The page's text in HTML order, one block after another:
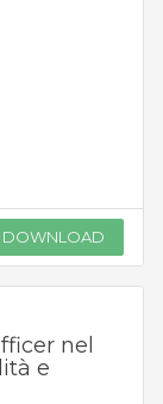
DOWNLOAD
nel
e